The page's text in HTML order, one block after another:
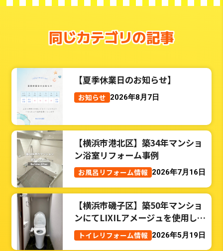
同じカテゴリの記事
【夏季休業日のお知らせ】
お知らせ 2026年8月7日
【横浜市港北区】築34年マンショ
ン浴室リフォーム事例
お風呂リフォーム情報 2026年7月16日
【横浜市磯子区】築50年マンショ
ンにてLIXILアメージュを使用した
トイレリフォーム事例
トイレリフォーム情報 2026年5月19日